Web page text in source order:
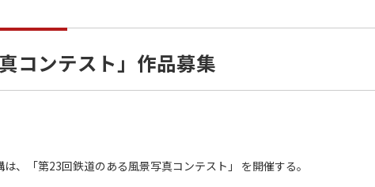
コンテスト」作品募集
、「第23回鉄道のある風景写真コンテスト」 を開催する。